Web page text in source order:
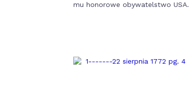
mu honorowe obywatelstwo USA.